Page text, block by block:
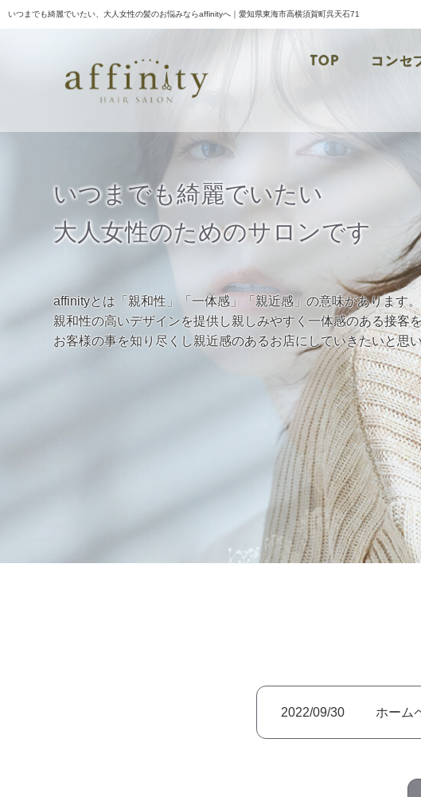
いつまでも綺麗でいたい、大人女性の髪のお悩みならaffinityへ｜愛知県東海市高横須賀町呉天石71
TOP コンセ
いつまでも綺麗でいたい
大人女性のためのサ ロ ンです
affinityとは「親和性」「一体感」「親近感」の意味があります。
親和性の高いデザインを提供し親しみやすく一体感のある接客
お客様の事を知り尽くし親近感のあるお店にしていきたいと思
2022/09/30 ホーム